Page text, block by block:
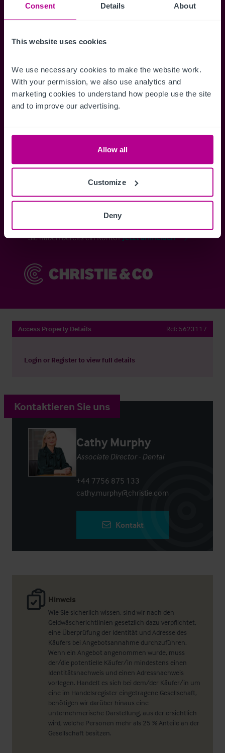
Consent Details About
This website uses cookies
We use necessary cookies to make the website work.
With your permission, we also use analytics and
marketing cookies to understand how people use the site
and to improve our advertising.
Allow all
Customize
Deny
Benachrichtigungen für neuen Objekten zu
Zugriff auf alle
Informationen
Verkaufsmandate - exklusiv für
Speichern
Suchkriterien
Sie haben bereits ein Konto? Jetzt anmelden
Access Property Details Ref: 5623117
Login or Registerto view full details
Hinweis
Wie Sie sicherlich wissen, sind wir nach den
Geldwäscherichtlinien gesetzlich dazu verpflichtet,
eine Überprüfung der Identität und Adresse des
Käufers bei Angebotsannahme durchzuführen.
Wenn ein Angebot angenommen wurde, muss
der/die potentielle Käufer/in mindestens einen
Identitätsnachweis und einen Adressnachweis
vorlegen. Handelt es sich bei dem/der Käufer/in um
eine im Handelsregister eingetragene Gesellschaft,
benötigen wir darüber hinaus eine
unternehmerische Darstellung, aus der ersichtlich
wird, welche Personen mehr als 25 % Anteile an der
Gesellschaft besitzen.
Kontaktieren Sie uns
Cathy Murphy
Associate Director - Dental
+44 7756 875 133
cathy.murphy@christie.com
Kontakt